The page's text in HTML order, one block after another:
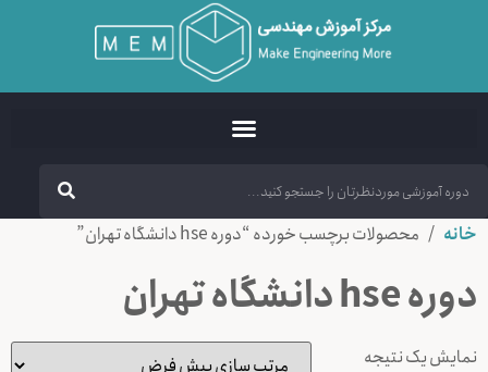
خانه / محصولات برچسب خورده “دوره hse دانشگاه تهران”
دوره hse دانشگاه تهران
نمایش یک نتیجه